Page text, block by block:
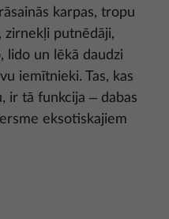
karpas, tropu
zirnekļi putnēdāji,
lido un lēkā daudzi
iemītnieki. Tas, kas
ir tā funkcija ‒ dabas
eksotiskajiem